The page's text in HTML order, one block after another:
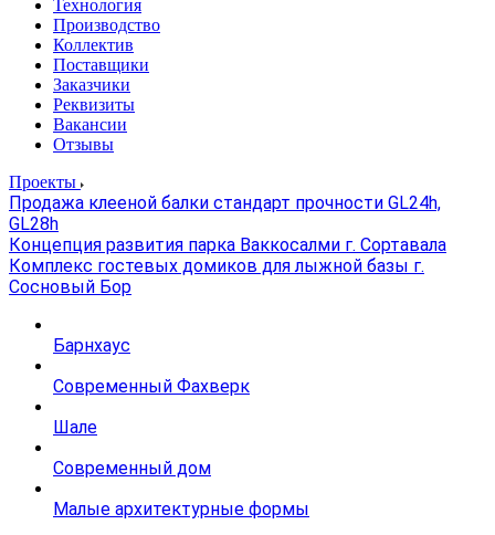
Технология
Производство
Коллектив
Поставщики
Заказчики
Реквизиты
Вакансии
Отзывы
Проекты
Продажа клееной балки стандарт прочности GL24h,
GL28h
Концепция развития парка Ваккосалми г. Сортавала
Комплекс гостевых домиков для лыжной базы г.
Сосновый Бор
Барнхаус
Современный Фахверк
Шале
Современный дом
Малые архитектурные формы